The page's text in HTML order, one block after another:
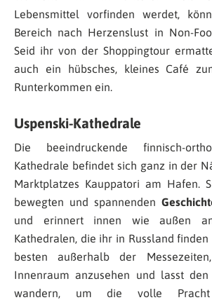
Lebensmittel vorfinden werdet,
Bereich nach Herzenslust in Non-
Seid ihr von der Shoppingtour
auch ein hübsches, kleines Café
Runterkommen ein.
Uspenski-Kathedrale
Die beeindruckende finnisch-
Kathedrale befindet sich ganz in der
Marktplatzes Kauppatori am Hafen.
bewegten und spannenden
und erinnert innen wie außen
Kathedralen, die ihr in Russland
besten außerhalb der
Innenraum anzusehen und lasst
wandern, um die volle